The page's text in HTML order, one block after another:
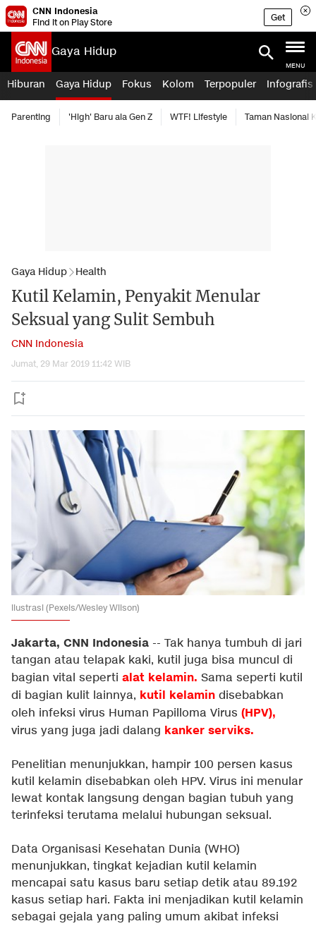
CNN Indonesia
Find it on Play Store
Get
Gaya Hidup
MENU
Hiburan Gaya Hidup Fokus Kolom Terpopuler Infografis
Parenting 'High' Baru ala Gen Z WTF! Lifestyle Taman Nasional
Gaya Hidup Health
Kutil Kelamin, Penyakit Menular
Seksual yang Sulit Sembuh
CNN Indonesia
Jumat, 29 Mar 2019 11:42 WIB
ilustrasi (Pexels/Wesley Wilson)
Jakarta, CNN Indonesia -- Tak hanya tumbuh di jari
tangan atau telapak kaki, kutil juga bisa muncul di
bagian vital seperti alat kelamin. Sama seperti kutil
di bagian kulit lainnya, kutil kelamin disebabkan
oleh infeksi virus Human Papilloma Virus (HPV),
virus yang juga jadi dalang kanker serviks.
Penelitian menunjukkan, hampir 100 persen kasus
kutil kelamin disebabkan oleh HPV. Virus ini menular
lewat kontak langsung dengan bagian tubuh yang
terinfeksi terutama melalui hubungan seksual.
Data Organisasi Kesehatan Dunia (WHO)
menunjukkan, tingkat kejadian kutil kelamin
mencapai satu kasus baru setiap detik atau 89.192
kasus setiap hari. Fakta ini menjadikan kutil kelamin
sebagai gejala yang paling umum akibat infeksi